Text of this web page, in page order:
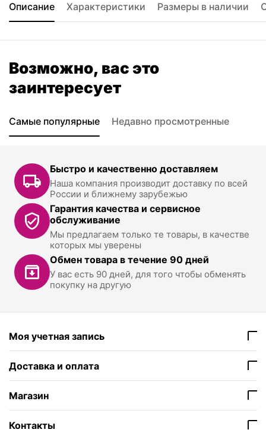
Описание Характеристики Размеры в наличии
Возможно, вас это
заинтересует
Самые популярные Недавно просмотренные
Быстро и качественно доставляем
Наша компания производит доставку по всей
России и ближнему зарубежью
Гарантия качества и сервисное
обслуживание
Мы предлагаем только те товары, в качестве
которых мы уверены
Обмен товара в течение 90 дней
У вас есть 90 дней, для того чтобы обменять
покупку на другую
Моя учетная запись
Доставка и оплата
Магазин
Контакты